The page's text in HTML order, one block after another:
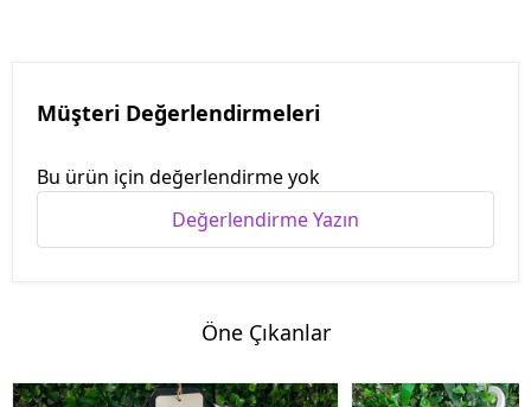
Müşteri Değerlendirmeleri
Bu ürün için değerlendirme yok
Değerlendirme Yazın
Öne Çıkanlar